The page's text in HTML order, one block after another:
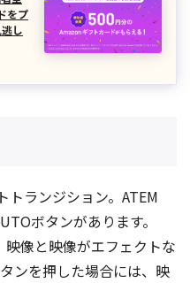
をプ
し
ランジション。ATEM
ボタンがあります。
像と映像がエフェクトな
ンを押した場合には、映